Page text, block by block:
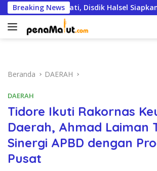
Langsung
ke
konten
Breaking News
hingga Bupati, Disdik Halsel Siapkan
Beranda DAERAH
DAERAH
Tidore Ikuti Rakornas
Daerah, Ahmad Laiman
Sinergi APBD dengan
Pusat